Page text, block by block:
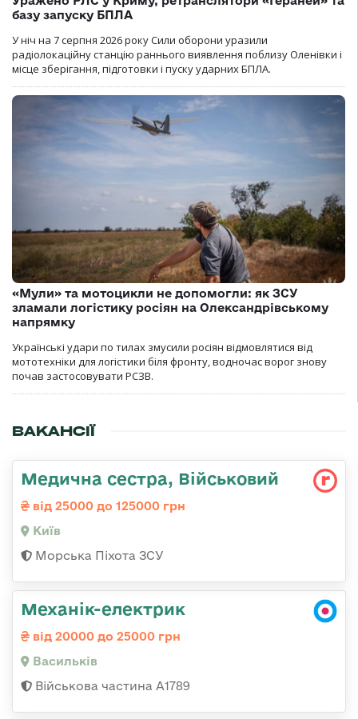
базу запуску БПЛА
У ніч на 7 серпня 2026 року Сили оборони уразили
радіолокаційну станцію раннього виявлення поблизу Оленівки і
місце зберігання, підготовки і пуску ударних БПЛА.
«Мули» та мотоцикли не допомогли: як ЗСУ
зламали логістику росіян на Олександрівському
напрямку
Українські удари по тилах змусили росіян відмовлятися від
мототехніки для логістики біля фронту, водночас ворог знову
почав застосовувати РСЗВ.
ВАКАНСІЇ
Медична сестра, Військовий
від 25000 до 125000 грн
Київ
Морська Піхота ЗСУ
Механік-електрик
від 20000 до 25000 грн
Васильків
Військова частина А1789